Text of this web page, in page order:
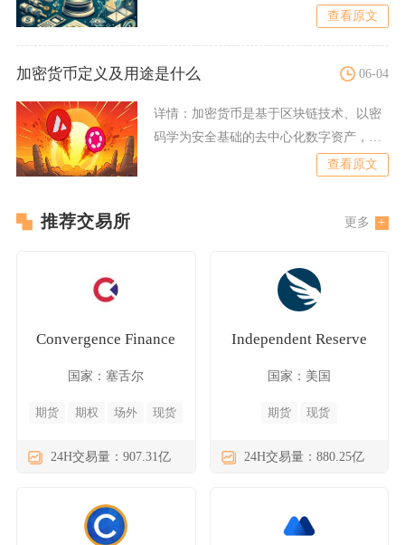
查看原文
加密货币定义及用途是什么 06-04
详情： 加密货币是基于区块链技术、以密
码学为安全基础的去中心化数字资产，核
查看原文
推荐交易所 更多
Convergence Finance
国家：塞舌尔
期货 期权 场外 现货
24H交易量：907.31亿
Independent Reserve
国家：美国
期货 现货
24H交易量：880.25亿